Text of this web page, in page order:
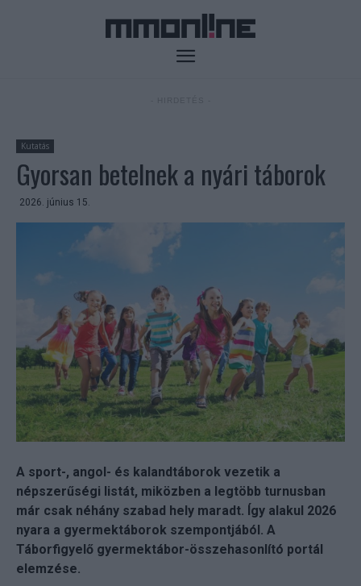
Kutatás
Gyorsan betelnek a nyári táborok
2026. június 15.
A sport-, angol- és kalandtáborok vezetik a
népszerűségi listát, miközben a legtöbb turnusban
már csak néhány szabad hely maradt. Így alakul 2026
nyara a gyermektáborok szempontjából. A
Táborfigyelő gyermektábor-összehasonlító portál
elemzése.